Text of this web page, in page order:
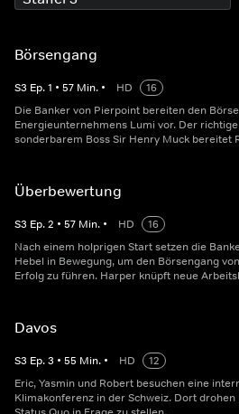
Börsengang
S3 Ep.1 • 57 Min. • HD
16
Die Banker von Pierpoint bereiten den
Energieunternehmens Lumi vor. Der
sonderbarem Boss Sir Henry Muck bereitet
Überbewertung
S3 Ep.2 • 57 Min. • HD
16
Nach einem holprigen Start setzen die
Hebel in Bewegung, um den Börsengang
Erfolg zu führen. Harper knüpft neue
Davos
S3 Ep.3 • 55 Min. • HD
12
Eric, Yasmin und Robert besuchen eine
Klimakonferenz in der Schweiz. Dort